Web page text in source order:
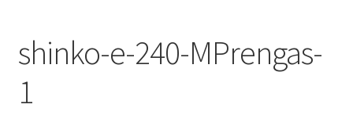
Viss par riepām
Expand
Tests
shinko-e-240-MPrengas-
1